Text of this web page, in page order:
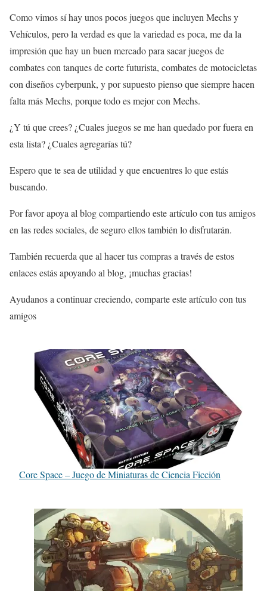
Como vimos sí hay unos pocos juegos que incluyen Mechs y
Vehículos, pero la verdad es que la variedad es poca, me da la
impresión que hay un buen mercado para sacar juegos de
combates con tanques de corte futurista, combates de motocicletas
con diseños cyberpunk, y por supuesto pienso que siempre hacen
falta más Mechs, porque todo es mejor con Mechs.
¿Y tú que crees? ¿Cuales juegos se me han quedado por fuera en
esta lista? ¿Cuales agregarías tú?
Espero que te sea de utilidad y que encuentres lo que estás
buscando.
Por favor apoya al blog compartiendo este artículo con tus amigos
en las redes sociales, de seguro ellos también lo disfrutarán.
También recuerda que al hacer tus compras a través de estos
enlaces estás apoyando al blog, ¡muchas gracias!
Ayudanos a continuar creciendo, comparte este artículo con tus
amigos
Core Space – Juego de Miniaturas de Ciencia Ficción